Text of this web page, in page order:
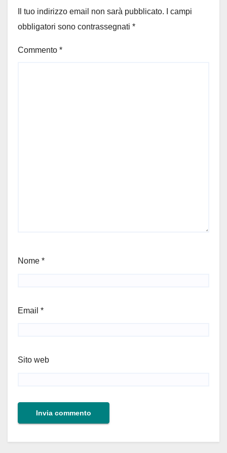
Il tuo indirizzo email non sarà pubblicato.
I campi
obbligatori sono contrassegnati *
Commento *
Nome *
Email *
Sito web